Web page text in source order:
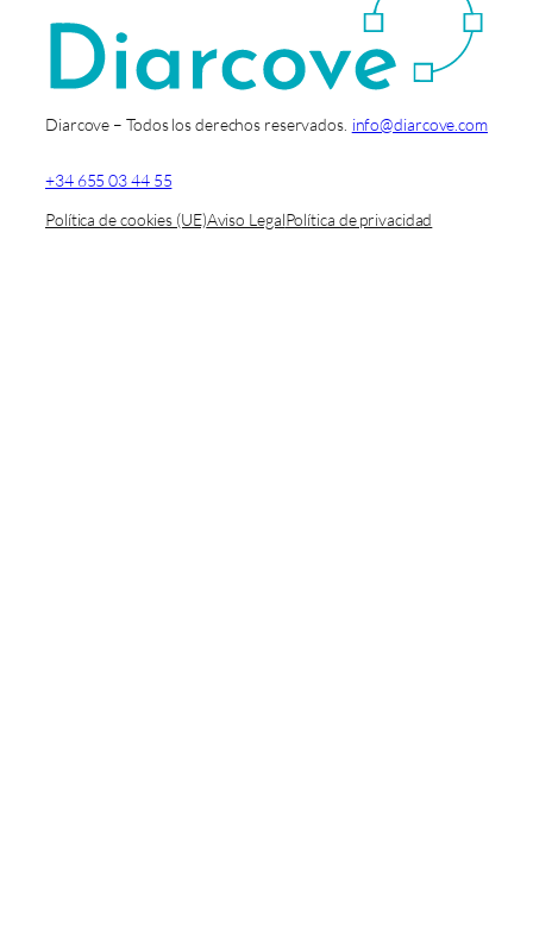
Diarcove – Todos los derechos reservados. info@diarcove.com
+34 655 03 44 55
Política de cookies (UE)Aviso LegalPolítica de privacidad